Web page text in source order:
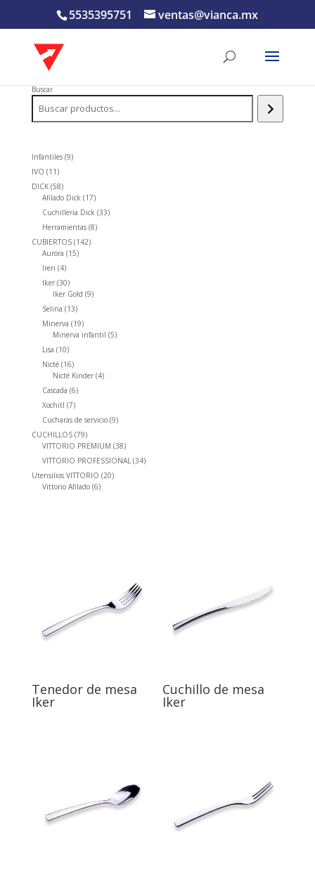
5535395751 ventas@vianca.mx
Buscar
Infantiles 99
IVO 11 11
productos
DICK 5858
productos
Afilado Dick 1717
productos
Cuchilleria Dick 3333
Herramientas 88
CUBIERTOS 142142
Aurora 1515
Ireri 44
productos
Iker 3030
productos
Iker Gold 99
Selina 1313
productos
Minerva 1919
productos
Minerva infantil 55
Lisa 1010
productos
Nicté 1616
productos
Nicté Kinder 44
Cascada 66
productos
Xochitl 77
productos
Cucharas de servicio 99
CUCHILLOS 7979
productos
VITTORIO PREMIUM 3838
productos
VITTORIO PROFESSIONAL 3434
Utensilios VITTORIO 2020
Vittorio Afilado 66
Tenedor de mesa
Iker
Cuchillo de mesa
Iker